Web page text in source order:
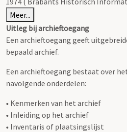
Meer...
Uitleg bij archieftoegang
Een archieftoegang geeft
bepaald archief.
Een archieftoegang bestaat over
navolgende onderdelen:
• Kenmerken van het archief
• Inleiding op het archief
• Inventaris of plaatsingslijst